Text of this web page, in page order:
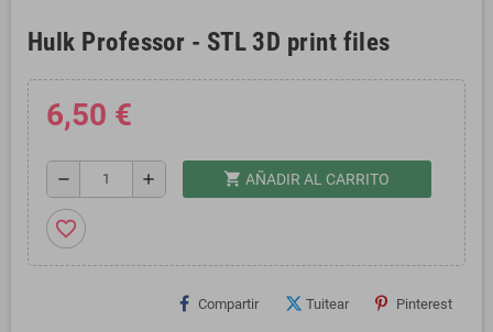
Hulk Professor - STL 3D print files
6,50 €
remove add shopping_cart AÑADIR AL CARRITO
favorite_border
Compartir Tuitear Pinterest